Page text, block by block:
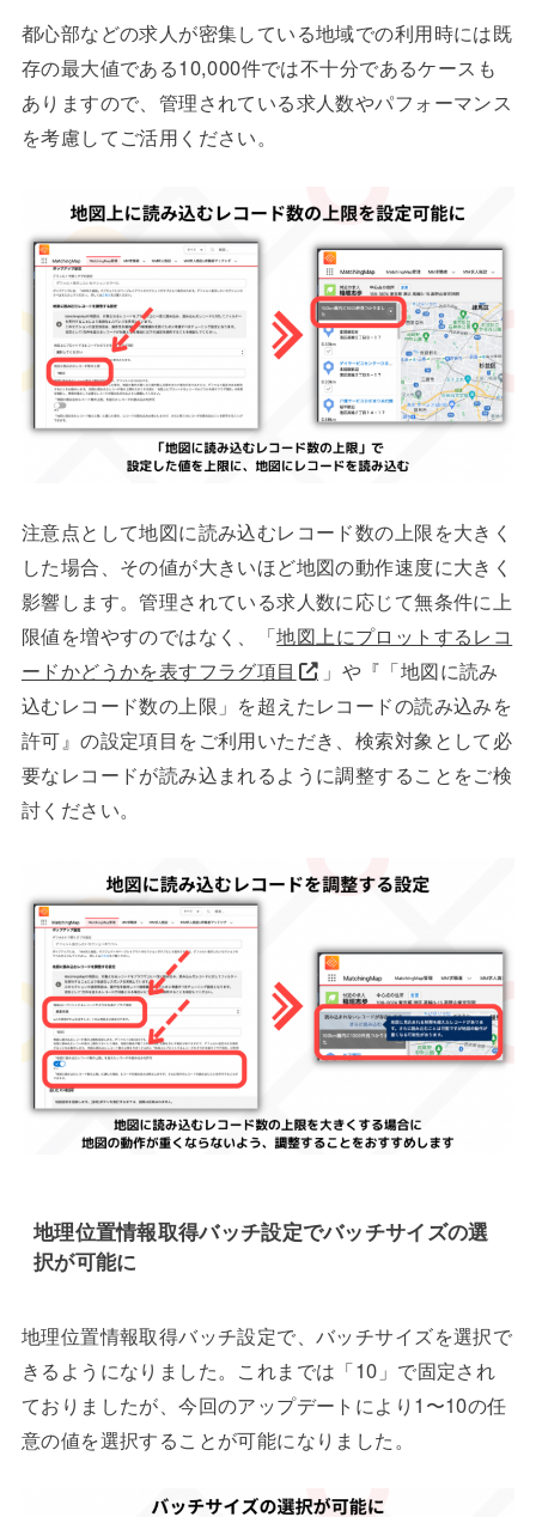
都心部などの求人が密集している地域での利用時には既
存の最大値である10,000件では不十分であるケースも
ありますので、管理されている求人数やパフォーマンス
を考慮してご活用ください。
注意点として地図に読み込むレコード数の上限を大きく
した場合、その値が大きいほど地図の動作速度に大きく
影響します。管理されている求人数に応じて無条件に上
限値を増やすのではなく、「地図上にプロットするレコ
ードかどうかを表すフラグ項目
」や『「地図に読み
込むレコード数の上限」を超えたレコードの読み込みを
許可』の設定項目をご利用いただき、検索対象として必
要なレコードが読み込まれるように調整することをご検
討ください。
地理位置情報取得バッチ設定でバッチサイズの選
択が可能に
地理位置情報取得バッチ設定で、バッチサイズを選択で
きるようになりました。これまでは「10」で固定され
ておりましたが、今回のアップデートにより1〜10の任
意の値を選択することが可能になりました。